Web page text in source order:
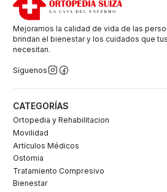
Mejoramos la calidad de vida de las
brindan el bienestar y los cuidados que
necesitan.
Síguenos
CATEGORÍAS
Ortopedia y Rehabilitacion
Movilidad
Artículos Médicos
Ostomia
Tratamiento Compresivo
Bienestar